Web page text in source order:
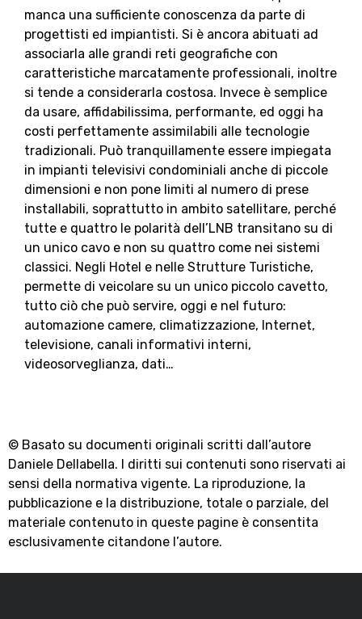
manca una sufficiente conoscenza da parte di
progettisti ed impiantisti. Si è ancora abituati ad
associarla alle grandi reti geografiche con
caratteristiche marcatamente professionali, inoltre
si tende a considerarla costosa. Invece è semplice
da usare, affidabilissima, performante, ed oggi ha
costi perfettamente assimilabili alle tecnologie
tradizionali. Può tranquillamente essere impiegata
in impianti televisivi condominiali anche di piccole
dimensioni e non pone limiti al numero di prese
installabili, soprattutto in ambito satellitare, perché
tutte e quattro le polarità dell’LNB transitano su di
un unico cavo e non su quattro come nei sistemi
classici. Negli Hotel e nelle Strutture Turistiche,
permette di veicolare su un unico piccolo cavetto,
tutto ciò che può servire, oggi e nel futuro:
automazione camere, climatizzazione, Internet,
televisione, canali informativi interni,
videosorveglianza, dati…
© Basato su documenti originali scritti dall’autore
Daniele Dellabella. I diritti sui contenuti sono riservati ai
sensi della normativa vigente. La riproduzione, la
pubblicazione e la distribuzione, totale o parziale, del
materiale contenuto in queste pagine è consentita
esclusivamente citandone l’autore.